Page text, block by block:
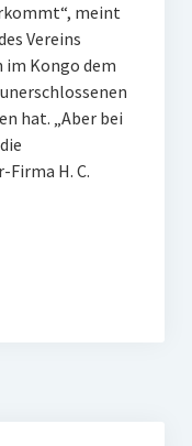
meint
Vereins
im Kongo dem
hat. „Aber bei
H. C.